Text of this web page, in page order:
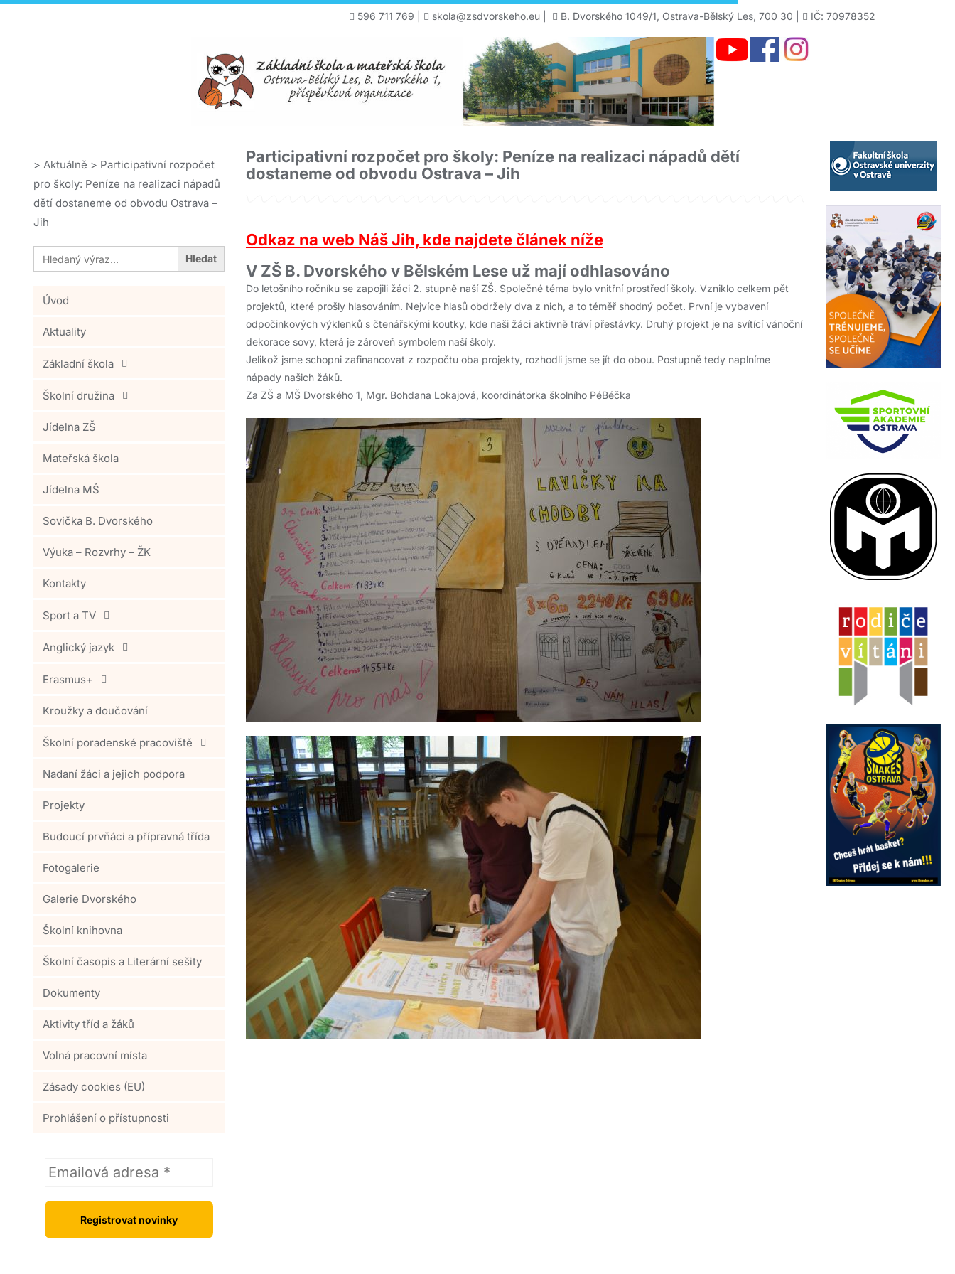
596 711 769 skola@zsdvorskeho.eu B. Dvorského 1049/1, Ostrava-Bělský Les, 700 30 | IČ: 70978352
> Aktuálně > Participativní rozpočet
pro školy: Peníze na realizaci nápadů
dětí dostaneme od obvodu Ostrava –
Jih
Search
for:
Úvod
Aktuality
Základní škola
Školní družina
Jídelna ZŠ
Mateřská škola
Jídelna MŠ
Sovička B. Dvorského
Výuka – Rozvrhy – ŽK
Kontakty
Sport a TV
Anglický jazyk
Erasmus+
Kroužky a doučování
Školní poradenské pracoviště
Nadaní žáci a jejich podpora
Projekty
Budoucí prvňáci a přípravná třída
Fotogalerie
Galerie Dvorského
Školní knihovna
Školní časopis a Literární sešity
Dokumenty
Aktivity tříd a žáků
Volná pracovní místa
Zásady cookies (EU)
Prohlášení o přístupnosti
Participativní rozpočet pro školy: Peníze na realizaci nápadů dětí
dostaneme od obvodu Ostrava – Jih
Odkaz na web Náš Jih, kde najdete článek níže
V ZŠ B. Dvorského v Bělském Lese už mají odhlasováno
Do letošního ročníku se zapojili žáci 2. stupně naší ZŠ. Společné téma bylo vnitřní prostředí školy. Vzniklo celkem pět
projektů, které prošly hlasováním. Nejvíce hlasů obdržely dva z nich, a to téměř shodný počet. První je vybavení
odpočinkových výklenků s čtenářskými koutky, kde naši žáci aktivně tráví přestávky. Druhý projekt je na svítící vánoční
dekorace sovy, která je zároveň symbolem naší školy.
Jelikož jsme schopni zafinancovat z rozpočtu oba projekty, rozhodli jsme se jít do obou. Postupně tedy naplníme
nápady našich žáků.
Za ZŠ a MŠ Dvorského 1, Mgr. Bohdana Lokajová, koordinátorka školního PéBéčka